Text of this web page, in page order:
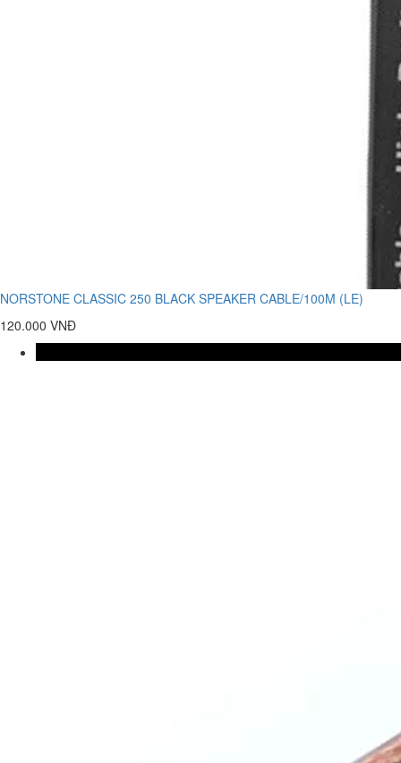
NORSTONE CLASSIC 250 BLACK SPEAKER CABLE/100M (LE)
120.000 VNĐ